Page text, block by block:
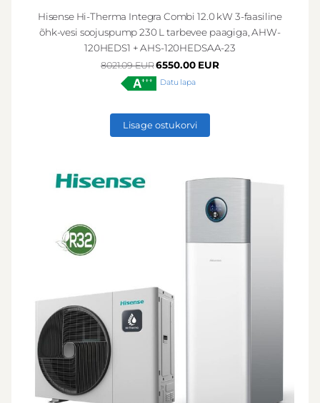
Hisense Hi-Therma Integra Combi 12.0 kW 3-faasiline
õhk-vesi soojuspump 230 L tarbevee paagiga, AHW-
120HEDS1 + AHS-120HEDSAA-23
8021.09 EUR6550.00 EUR
Datu lapa
Lisage ostukorvi